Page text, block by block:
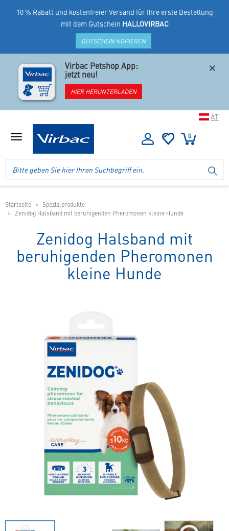
10 % Rabatt und kostenfreier Versand für Ihre erste Bestellung
mit dem Gutschein HALLOVIRBAC
GUTSCHEIN KOPIEREN
Virbac Petshop App:
jetzt neu!
HIER HERUNTERLADEN
×
AT
Menü
Virbac
Ihr
Shop
Tierfutter
0
Header
mobilen
Shop
Startseite
Spezialprodukte
Zenidog Halsband mit beruhigenden Pheromonen kleine Hunde
Zenidog Halsband mit
beruhigenden Pheromonen
kleine Hunde